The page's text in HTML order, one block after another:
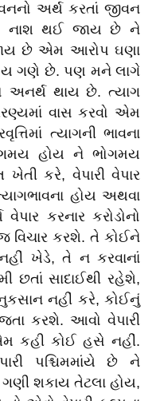
અર્થ કરતાં જીવન
નાશ થઈ જાય છે ને
છે એમ આરોપ ઘણા
ગણે છે. પણ મને લાગે
અનર્થ થાય છે. ત્યાગ
વાસ કરવો એમ
ત્યાગની ભાવના
હોય ને ભોગમય
કરે, વેપારી વેપાર
હોય અથવા
કરનાર કરોડોનો
વિચાર કરશે. તે કોઈને
ખેડે, તે ન કરવાનાં
છતાં સાદાઈથી રહેશે,
નહીં કરે, કોઈનું
કરશે. આવો વેપારી
કહી કોઈ હસે નહીં.
પશ્ચિમમાંયે છે ને
શકાય તેટલા હોય,